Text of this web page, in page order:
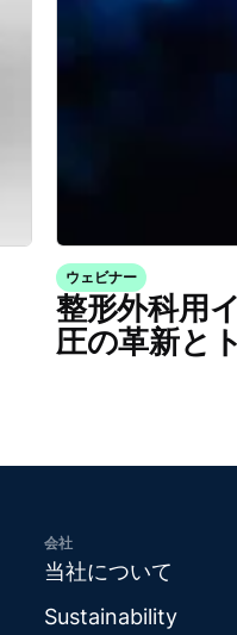
ウェビナー
整形外科用
圧の革新と
会社
当社について
Sustainability